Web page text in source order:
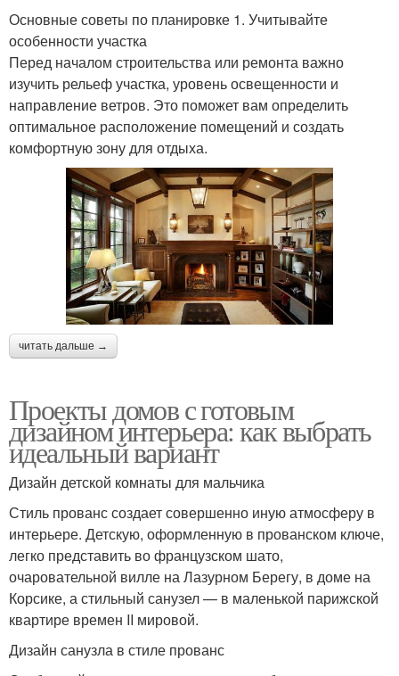
Основные советы по планировке 1. Учитывайте
особенности участка
Перед началом строительства или ремонта важно
изучить рельеф участка, уровень освещенности и
направление ветров. Это поможет вам определить
оптимальное расположение помещений и создать
комфортную зону для отдыха.
читать дальше →
Проекты домов с готовым
дизайном интерьера: как выбрать
идеальный вариант
Дизайн детской комнаты для мальчика
Стиль прованс создает совершенно иную атмосферу в
интерьере. Детскую, оформленную в прованском ключе,
легко представить во французском шато,
очаровательной вилле на Лазурном Берегу, в доме на
Корсике, а стильный санузел — в маленькой парижской
квартире времен II мировой.
Дизайн санузла в стиле прованс